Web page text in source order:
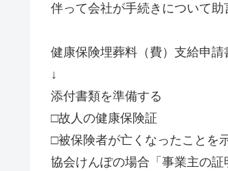
伴って会社が手続きについて助
健康保険埋葬料（費）支給申請
↓
添付書類を準備する
□故人の健康保険証
□被保険者が亡くなったことを
協会けんぽの場合「事業主の